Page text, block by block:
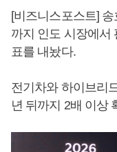
[비즈니스포스트]
까지 인도 시장에서
표를 내놨다.
전기차와 하이브리
년 뒤까지 2배 이상